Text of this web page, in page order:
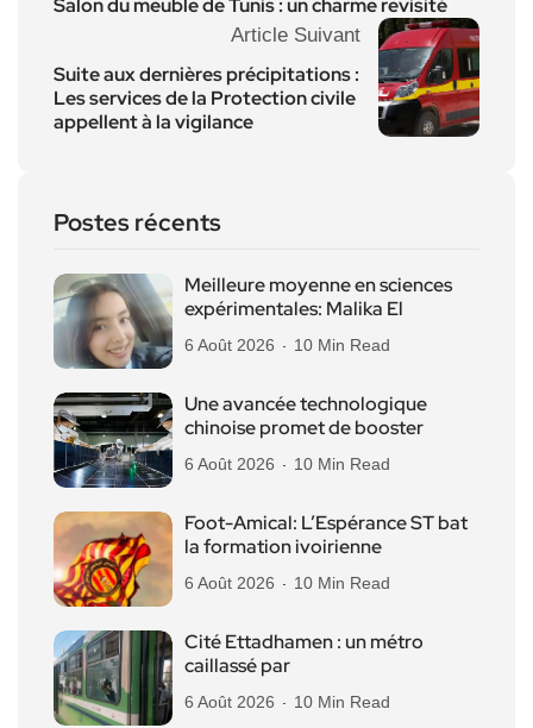
Salon du meuble de Tunis : un charme revisité
Article Suivant
Suite aux dernières précipitations :
Les services de la Protection civile
appellent à la vigilance
Postes récents
Meilleure moyenne en sciences
expérimentales: Malika El
6 Août 2026 10 Min Read
Une avancée technologique
chinoise promet de booster
6 Août 2026 10 Min Read
Foot-Amical: L’Espérance ST bat
la formation ivoirienne
6 Août 2026 10 Min Read
Cité Ettadhamen : un métro
caillassé par
6 Août 2026 10 Min Read